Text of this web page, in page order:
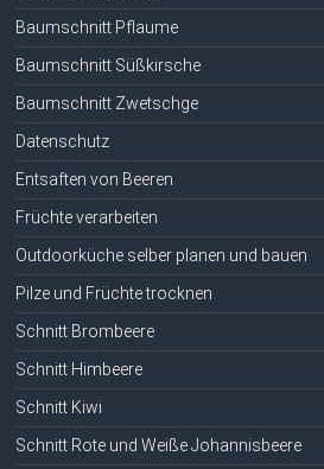
Baumschnitt Pflaume
Baumschnitt Süßkirsche
Baumschnitt Zwetschge
Datenschutz
Entsaften von Beeren
Früchte verarbeiten
Outdoorküche selber planen und bauen
Pilze und Früchte trocknen
Schnitt Brombeere
Schnitt Himbeere
Schnitt Kiwi
Schnitt Rote und Weiße Johannisbeere